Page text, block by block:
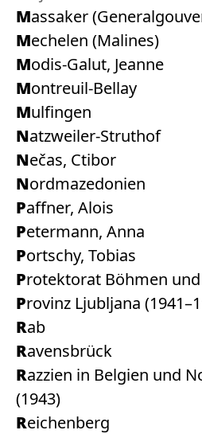
Massaker
Mechelen (Malines)
Modis-Galut, Jeanne
Montreuil-Bellay
Mulfingen
Natzweiler-Struthof
Nečas, Ctibor
Nordmazedonien
Paffner, Alois
Petermann, Anna
Portschy, Tobias
Protektorat Böhmen
Provinz Ljubljana
Rab
Ravensbrück
Razzien in Belgien und Nordfrankreich
(1943)
Reichenberg